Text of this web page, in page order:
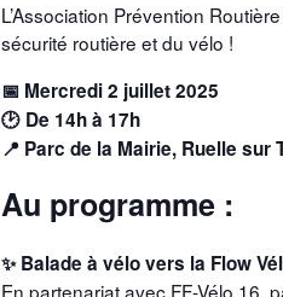
L’Association Prévention
sécurité routière et du vélo !
📅 Mercredi 2 juillet 2025
🕑 De 14h à 17h
📍 Parc de la Mairie, Ruelle sur
Au programme :
✨ Balade à vélo vers la Flow
En partenariat avec FF-Vélo 16,